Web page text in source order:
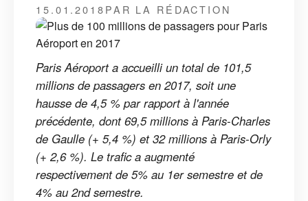
15.01.2018PAR LA RÉDACTION
Paris Aéroport a accueilli un total de 101,5
millions de passagers en 2017, soit une
hausse de 4,5 % par rapport à l'année
précédente, dont 69,5 millions à Paris-Charles
de Gaulle (+ 5,4 %) et 32 millions à Paris-Orly
(+ 2,6 %). Le trafic a augmenté
respectivement de 5% au 1er semestre et de
4% au 2nd semestre.